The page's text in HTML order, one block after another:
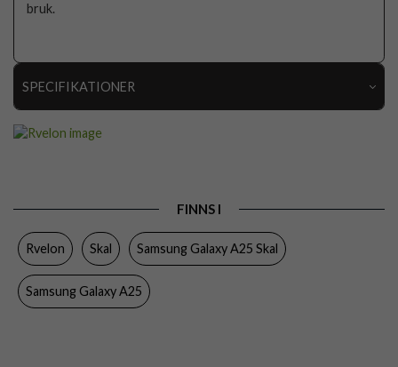
bruk.
SPECIFIKATIONER
Färg
Varumärke
FINNS I
Rvelon Skal Samsung Galaxy A25 Skal
Samsung Galaxy A25